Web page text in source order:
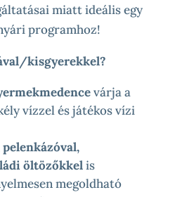
miatt ideális egy
programhoz!
kisgyerekkel?
várja a
vízzel és játékos vízi
pelenkázóval,
öltözőkkelis
megoldható